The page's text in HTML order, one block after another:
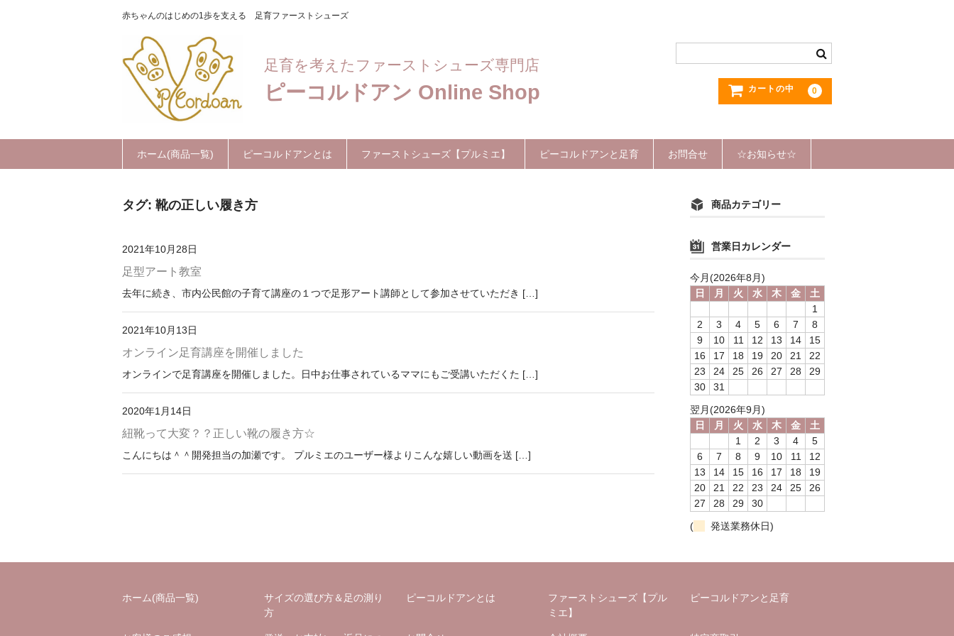
赤ちゃんのはじめの1歩を支える 足育ファーストシューズ
足育を考えたファーストシューズ専門店
ピーコルドアン Online Shop カートの中 0
ホーム(商品一覧) ピーコルドアンとは ファーストシューズ【プルミエ】 ピーコルドアンと足育 お問合せ ☆お知らせ☆
タグ: 靴の正しい履き方
2021年10月28日
足型アート教室
去年に続き、市内公民館の子育て講座の１つで足形アート講師として参加させていただき […]
2021年10月13日
オンライン足育講座を開催しました
オンラインで足育講座を開催しました。日中お仕事されているママにもご受講いただくた […]
2020年1月14日
紐靴って大変？？正しい靴の履き方☆
こんにちは＾＾開発担当の加瀬です。 プルミエのユーザー様よりこんな嬉しい動画を送 […]
商品カテゴリー
営業日カレンダー
今月(2026年8月)
日
月 火 水 木 金
土
1
2
3 4 5 6 7
8
9
10 11 12 13 14
15
16
17 18 19 20 21
22
23
24 25 26 27 28
29
30
31
翌月(2026年9月)
日
月 火 水 木 金
土
1
2 3 4
5
6
7 8 9 10 11
12
13
14 15 16 17 18
19
20
21 22 23 24 25
26
27
28 29
30
(
発送業務休日)
ホーム(商品一覧)
サイズの選び方＆足の測り
方
ピーコルドアンとは
ファーストシューズ【プル
ミエ】
ピーコルドアンと足育